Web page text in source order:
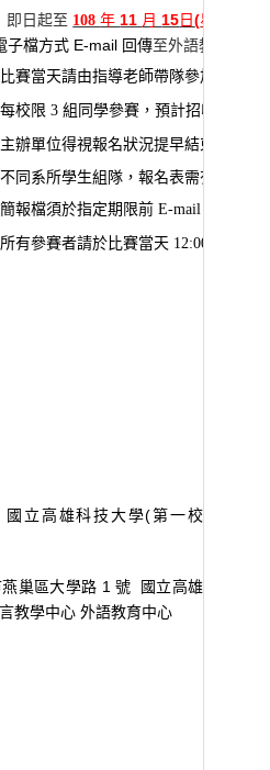
即日起至 108年 11 月 15日(星期五
子檔方式 E-mail 回傳至外語教育中心
比賽當天請由指導老師帶隊參加，並補
每校限 3 組同學參賽，預計招收總參賽
主辦單位得視報名狀況提早結束或延長
不同系所學生組隊，報名表需有兩個系
簡報檔須於指定期限前 E-mail
所有參賽者請於比賽當天 12:00-12:30
國立高雄科技大學(第一校區
巢區大學路 1 號
國立高雄
教學中心 外語教育中心